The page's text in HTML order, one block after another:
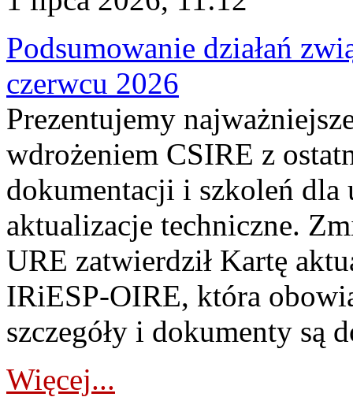
Podsumowanie działań
czerwcu 2026
Prezentujemy
wdrożeniem CSIRE z
dokumentacji i szkoleń
aktualizacje techniczne.
URE zatwierdził Kartę
IRiESP‑OIRE, która
szczegóły i dokumenty są
Więcej...